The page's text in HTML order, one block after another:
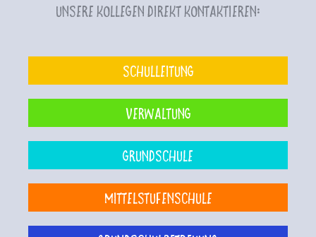
unsere Kollegen direkt kontaktieren:
Schulleitung
Verwaltung
Grundschule
Mittelstufenschule